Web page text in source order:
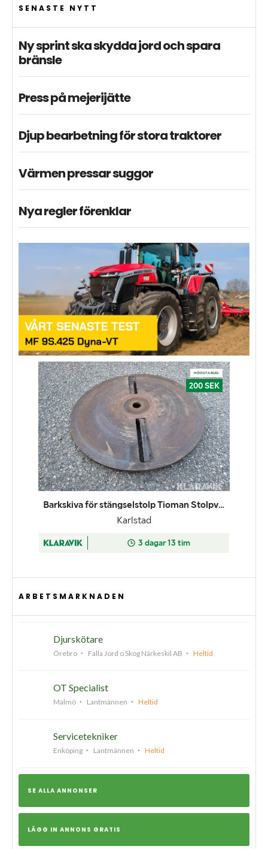
SENASTE NYTT
Ny sprint ska skydda jord och spara
bränsle
Press på mejerijätte
Djup bearbetning för stora traktorer
Värmen pressar suggor
Nya regler förenklar
ARBETSMARKNADEN
Djurskötare
Örebro Falla Jord o Skog Närkeskil AB Heltid
OT Specialist
Malmö Lantmännen Heltid
Servicetekniker
Enköping Lantmännen Heltid
SE ALLA ANNONSER
LÄGG IN ANNONS GRATIS